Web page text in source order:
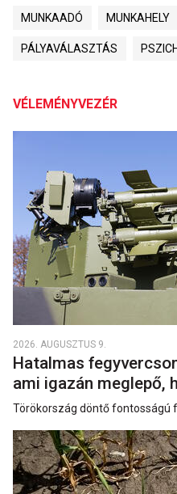
MUNKAADÓ MUNKAHELY
PÁLYAVÁLASZTÁS
VÉLEMÉNYVEZÉR
2026. AUGUSZTUS 9.
Hatalmas
ami igazán meglepő,
Törökország döntő fontosságú